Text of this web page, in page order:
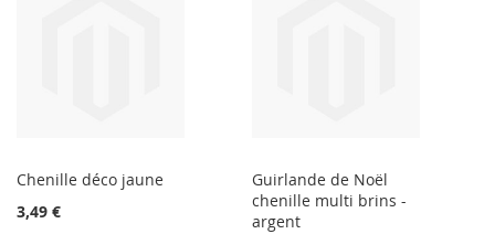
Chenille déco jaune
3,49 €
Guirlande de Noël
chenille multi brins -
argent